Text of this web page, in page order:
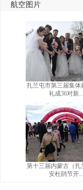
航空图片
扎兰屯市第三届集体
礼成36对新...
第十三届内蒙古（扎
安杜鹃节开...